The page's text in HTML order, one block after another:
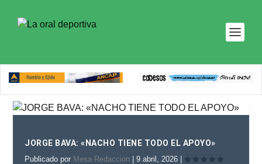
JORGE BAVA: «NACHO TIENE TODO EL APOYO»
Publicado por Mesa Redaccion |9 abril, 2026